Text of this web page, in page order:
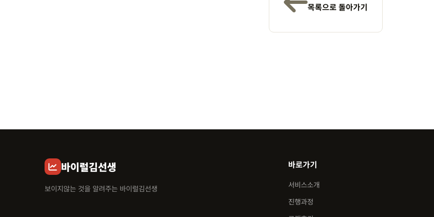
목록으로 돌아가기
바이럴김선생
보이지않는 것을 알려주는 바이럴김선생
바로가기
서비스소개
진행과정